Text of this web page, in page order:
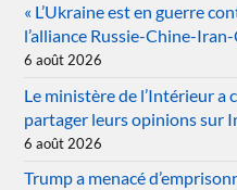
« L’Ukraine est en guerre
l’alliance Russie-Chine-
6 août 2026
Le ministère de l’Intérieur a
partager leurs opinions sur
6 août 2026
Trump a menacé